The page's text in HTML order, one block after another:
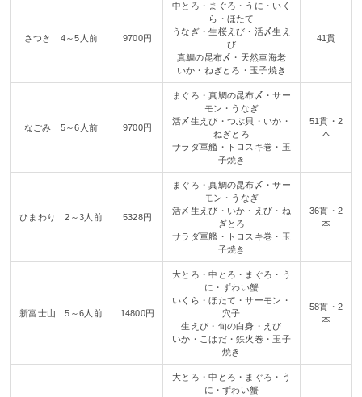
さつき 4～5人前 9700円
中とろ・まぐろ・うに・いく
ら・ほたて
うなぎ・生桜えび・活〆生え
び
真鯛の昆布〆・天然車海老
いか・ねぎとろ・玉子焼き
41貫
なごみ 5～6人前 9700円
まぐろ・真鯛の昆布〆・サー
モン・うなぎ
活〆生えび・つぶ貝・いか・
ねぎとろ
サラダ軍艦・トロスキ巻・玉
子焼き
51貫・2
本
ひまわり 2～3人前 5328円
まぐろ・真鯛の昆布〆・サー
モン・うなぎ
活〆生えび・いか・えび・ね
ぎとろ
サラダ軍艦・トロスキ巻・玉
子焼き
36貫・2
本
新富士山 5～6人前 14800円
大とろ・中とろ・まぐろ・う
に・ずわい蟹
いくら・ほたて・サーモン・
穴子
生えび・旬の白身・えび
いか・こはだ・鉄火巻・玉子
焼き
58貫・2
本
大とろ・中とろ・まぐろ・う
に・ずわい蟹